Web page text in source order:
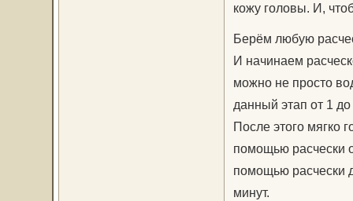
кожу головы. И,
Берём любую
И начинаем
можно не просто
данный этап от 1
После этого мягко
помощью расчески
помощью расчески
минут.